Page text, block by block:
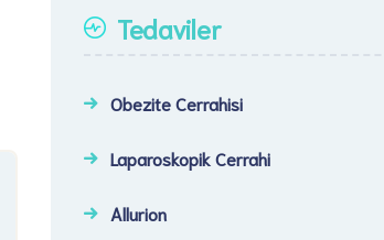
Tedaviler
Obezite Cerrahisi
Laparoskopik Cerrahi​
Allurion